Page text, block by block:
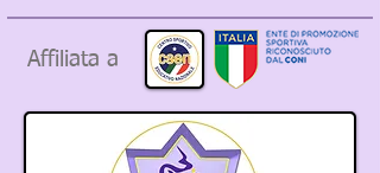
Affiliata a